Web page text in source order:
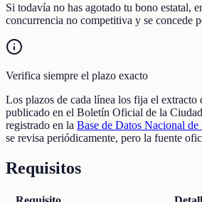
Si todavía no has agotado tu bono estatal,
concurrencia no competitiva y se concede
Verifica siempre el plazo exacto
Los plazos de cada línea los fija el extracto
publicado en el Boletín Oficial de la
registrado en la Base de Datos Nacional de
se revisa periódicamente, pero la fuente
Requisitos